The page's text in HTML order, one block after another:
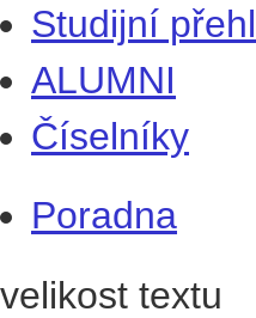
Studijní
ALUMNI
Číselníky
Poradna
velikost textu